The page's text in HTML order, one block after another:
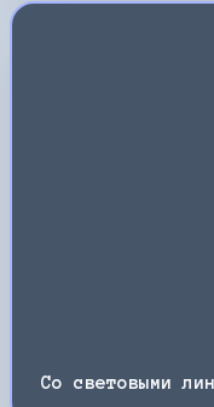
Со световыми